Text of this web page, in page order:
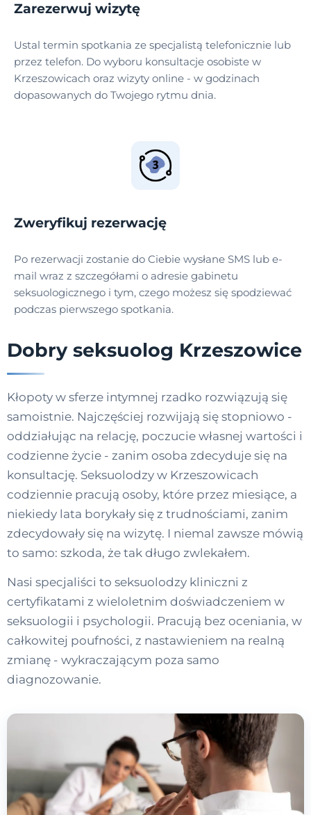
Zarezerwuj wizytę
Ustal termin spotkania ze specjalistą telefonicznie lub
przez telefon. Do wyboru konsultacje osobiste w
Krzeszowicach oraz wizyty online - w godzinach
dopasowanych do Twojego rytmu dnia.
Zweryfikuj rezerwację
Po rezerwacji zostanie do Ciebie wysłane SMS lub e-
mail wraz z szczegółami o adresie gabinetu
seksuologicznego i tym, czego możesz się spodziewać
podczas pierwszego spotkania.
Dobry seksuolog Krzeszowice
Kłopoty w sferze intymnej rzadko rozwiązują się
samoistnie. Najczęściej rozwijają się stopniowo -
oddziałując na relację, poczucie własnej wartości i
codzienne życie - zanim osoba zdecyduje się na
konsultację. Seksuolodzy w Krzeszowicach
codziennie pracują osoby, które przez miesiące, a
niekiedy lata borykały się z trudnościami, zanim
zdecydowały się na wizytę. I niemal zawsze mówią
to samo: szkoda, że tak długo zwlekałem.
Nasi specjaliści to seksuolodzy kliniczni z
certyfikatami z wieloletnim doświadczeniem w
seksuologii i psychologii. Pracują bez oceniania, w
całkowitej poufności, z nastawieniem na realną
zmianę - wykraczającym poza samo
diagnozowanie.